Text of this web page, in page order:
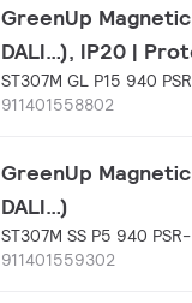
GreenUp
DALI…), IP20 |
ST307M GL P15 940
911401558802
GreenUp
DALI…)
ST307M SS P5 940
911401559302